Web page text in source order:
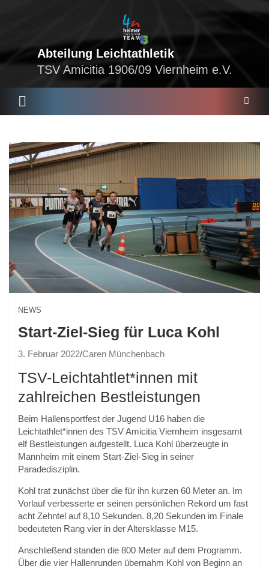
Abteilung Leichtathletik
TSV Amicitia 1906/09 Viernheim e.V.
e
a
r
c
h
NEWS
Start-Ziel-Sieg für Luca Kohl
3. Februar 2022 Caren Münchenbach
TSV-Leichtahtlet*innen mit
zahlreichen Bestleistungen
Beim Hallensportfest der Jugend U16 haben die
Leichtathlet*innen des TSV Amicitia Viernheim insgesamt
elf Bestleistungen aufgestellt. Luca Kohl überzeugte in
Mannheim mit einem Start-Ziel-Sieg in seiner
Paradedisziplin.
Kohl trat zunächst über die für ihn kurzen 60 Meter an. Im
Vorlauf verbesserte er seinen persönlichen Rekord um fast
acht Zehntel auf 8,10 Sekunden. 8,20 Sekunden im Finale
bedeuteten Rang vier in der Altersklasse M15.
Anschließend standen die 800 Meter auf dem Programm.
Über die vier Hallenrunden übernahm Kohl von Beginn an